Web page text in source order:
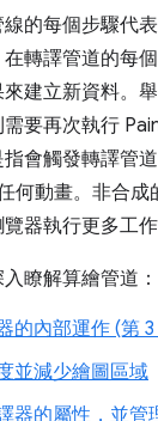
的每個步驟代
轉譯管道的每
建立新資料。
要再次執行
會觸發轉譯管道
何動畫。非合成
器執行更多工作
瞭解算繪管道：
的內部運作 (第 3
並減少繪圖區域
器的屬性，並管